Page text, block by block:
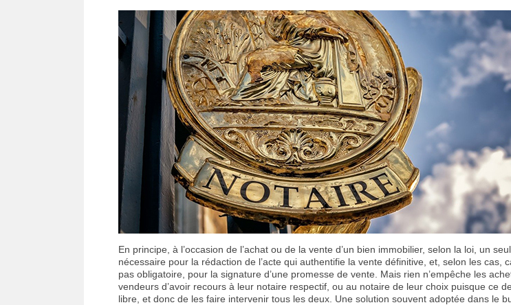
En principe, à l’occasion de l’achat ou de la vente d’un bien immobilier, selon la loi, un
nécessaire pour la rédaction de l’acte qui authentifie la vente définitive, et, selon les cas,
pas obligatoire, pour la signature d’une promesse de vente. Mais rien n’empêche les
vendeurs d’avoir recours à leur notaire respectif, ou au notaire de leur choix puisque ce
libre, et donc de les faire intervenir tous les deux. Une solution souvent adoptée dans le